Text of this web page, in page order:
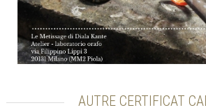
AUTRE CERTIFICAT